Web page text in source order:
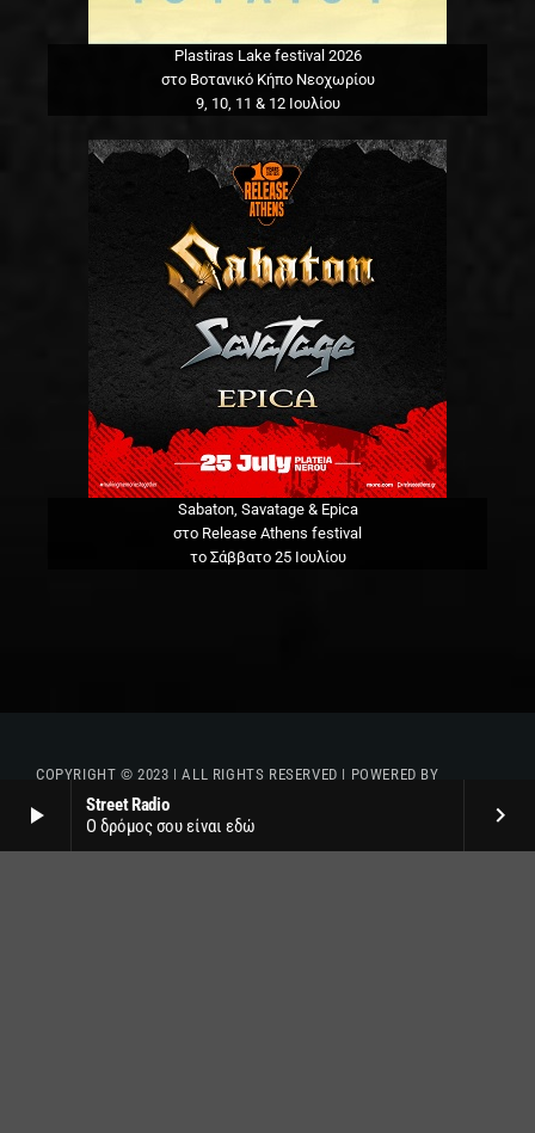
play_arrow
Street Radio
Ο δρόμος σου είναι εδώ
keyboard_arrow_right
Plastiras Lake festival 2026
στο Βοτανικό Κήπο Νεοχωρίου
9, 10, 11 & 12 Ιουλίου
Sabaton, Savatage & Epica
στο Release Athens festival
το Σάββατο 25 Ιουλίου
COPYRIGHT © 2023 | ALL RIGHTS RESERVED | POWERED BY
VADORIO